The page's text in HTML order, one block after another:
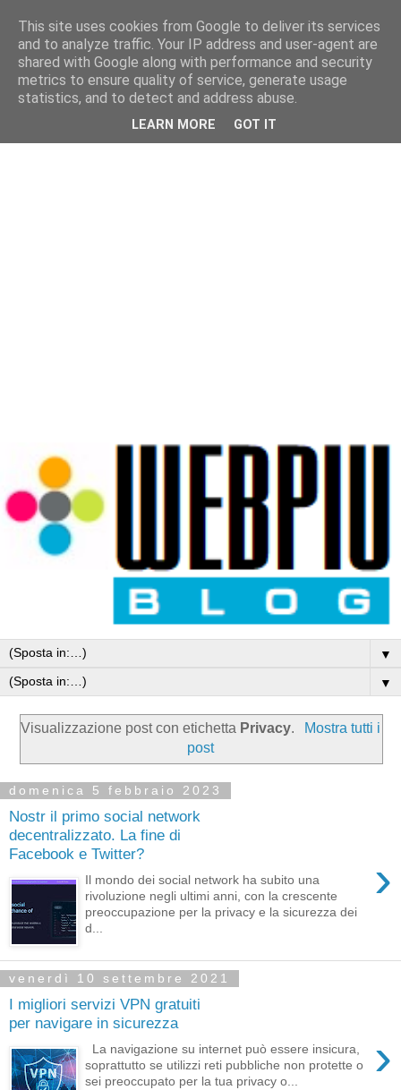
▼
▼
Visualizzazione post con etichetta Privacy.
Mostra tutti i
post
domenica 5 febbraio 2023
Nostr il primo social network
decentralizzato. La fine di
Facebook e Twitter?
›
Il mondo dei social network ha subito una
rivoluzione negli ultimi anni, con la crescente
preoccupazione per la privacy e la sicurezza dei
d...
venerdì 10 settembre 2021
I migliori servizi VPN gratuiti
per navigare in sicurezza
›
La navigazione su internet può essere insicura,
soprattutto se utilizzi reti pubbliche non protette o
sei preoccupato per la tua privacy o...
This site uses cookies from Google to deliver its services
and to analyze traffic. Your IP address and user-agent are
shared with Google along with performance and security
metrics to ensure quality of service, generate usage
statistics, and to detect and address abuse.
LEARN MORE GOT IT